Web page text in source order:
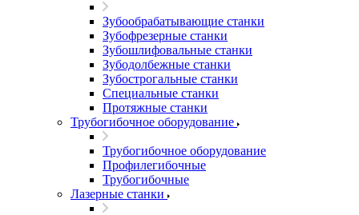
Зубообрабатывающие станки
Зубофрезерные станки
Зубошлифовальные станки
Зубодолбежные станки
Зубострогальные станки
Специальные станки
Протяжные станки
Трубогибочное оборудование
Трубогибочное оборудование
Профилегибочные
Трубогибочные
Лазерные станки